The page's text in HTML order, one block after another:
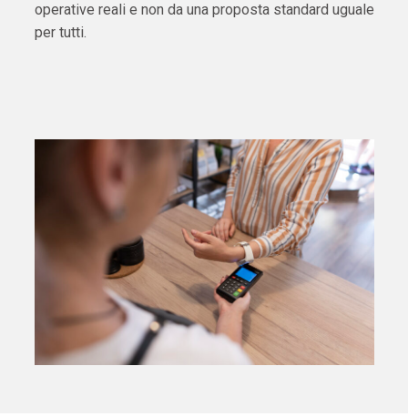
operative reali e non da una proposta standard uguale
per tutti.